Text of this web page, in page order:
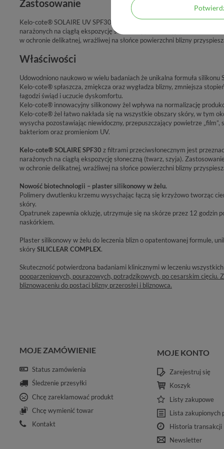
Zastosowanie
Kelo-cote® SOLAIRE UV SPF30 z filtrami przeciwsłonecznym jest
narażonych na ciągłą ekspozycję słoneczną (twarz, szyja).
w ochronie delikatnej, wrażliwej na słońce powierzchni blizny
Właściwości
Udowodniono naukowo w wielu badaniach że unikalna formuła silikonu
Kelo-cote® spłaszcza, zmiękcza oraz wygładza blizny, zmniejsza
łagodzi świąd i uczucie dyskomfortu.
Kelo-cote® innowacyjny silikonowy żel wpływa na normalizację
Kelo-cote® żel łatwo nakłada się na wszystkie obszary skóry, w tym
wysycha pozostawiając niewidoczny, przepuszczający powietrze
bakteriom oraz promieniom UV.
Kelo-cote® SOLAIRE SPF30 z filtrami przeciwsłonecznym jest
narażonych na ciągłą ekspozycję słoneczną (twarz, szyja).
w ochronie delikatnej, wrażliwej na słońce powierzchni blizny
Nowość biotechnologii – plaster silikonowy w żelu.
Polimery dwutlenku krzemu wysychając łączą się krzyżowo tworząc
skóry.
Opatrunek zapewnia okluzję, utrzymuje się na skórze przez 12 godzin
naskórkiem.
Plaster silikonowy w żelu do leczenia blizn o opatentowanej formule,
skórySILICLEAR COMPLEX.
Skuteczność potwierdzona badaniami klinicznymi w leczeniu
pooparzeniowych, pourazowych, potrądzikowych, po cesarskim cięciu.
bliznowaceniu do postaci blizny przerosłej i bliznowca.
MOJE ZAMÓWIENIE
Status zamówienia
Śledzenie przesyłki
Chcę zareklamować produkt
Chcę wymienić towar
Kontakt
MOJE KONTO
Zarejestruj się
Koszyk
Listy zakupowe
Lista zakupionych
Historia transakcji
Newsletter